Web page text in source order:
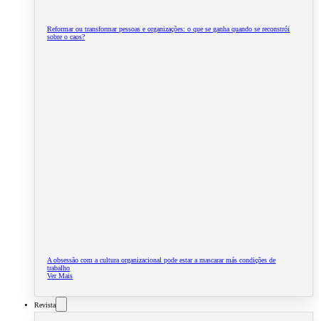
Reformar ou transformar pessoas e organizações: o que se ganha quando se reconstrói
sobre o caos?
A obsessão com a cultura organizacional pode estar a mascarar más condições de
trabalho
Ver Mais
Revista